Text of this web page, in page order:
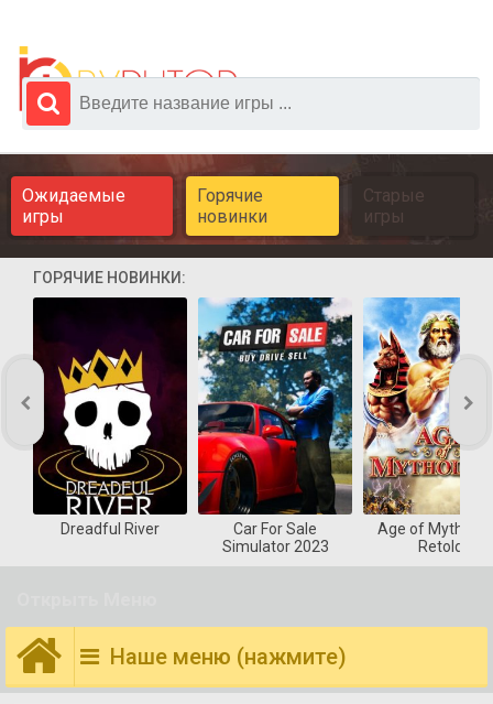
Ожидаемые
игры
Горячие
новинки
Старые
игры
ГОРЯЧИЕ НОВИНКИ:
Dreadful River
Car For Sale
Simulator 2023
Age of
Retold
Наше меню (нажмите)